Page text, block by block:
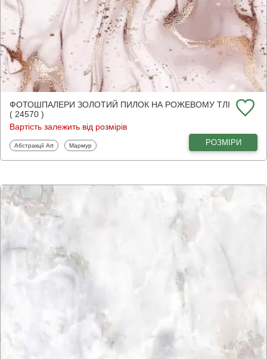
ФОТОШПАЛЕРИ ЗОЛОТИЙ ПИЛОК НА РОЖЕВОМУ ТЛІ
( 24570 )
Вартість залежить від розмірів
Фотошпалери
Абстракції Art Фотошпалери
Мармур РОЗМІРИ